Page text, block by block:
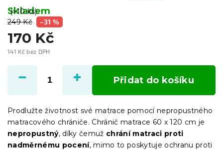
249 Kč –31 %
170 Kč
141 Kč bez DPH
cena:
Skladem
(>10 ks)
Přidat do košíku
Prodlužte životnost své matrace pomocí nepropustného
matracového chrániče. Chránič matrace 60 x 120 cm je
nepropustný, díky čemuž chrání matraci proti
nadměrnému pocení, mimo to poskytuje ochranu proti